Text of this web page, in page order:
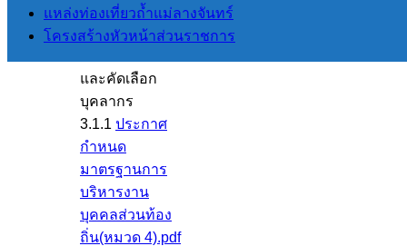
แหล่งท่องเที่ยวถ้ำแม่ลางจันทร์
โครงสร้างหัวหน้าส่วนราชการ
พัฒนา
ทรัพยากรบุคคล
และคัดเลือก
บุคลากร
3.1.1 ประกาศ
กำหนด
มาตรฐานการ
บริหารงาน
บุคคลส่วนท้อง
ถิ่น(หมวด 4).pdf